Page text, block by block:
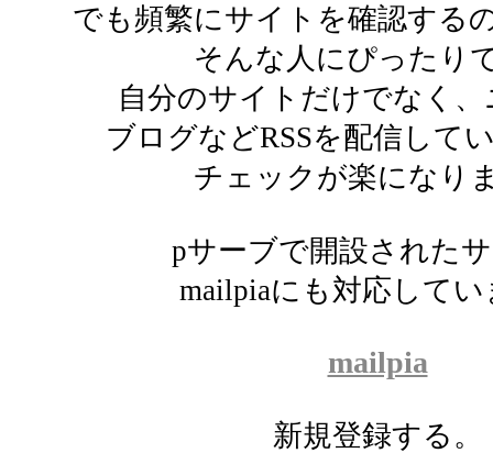
でも頻繁にサイトを確認する
そんな人にぴったり
自分のサイトだけでなく
ブログなどRSSを配信して
チェックが楽になり
pサーブで開設された
mailpiaにも対応して
mailpia
新規登録する。